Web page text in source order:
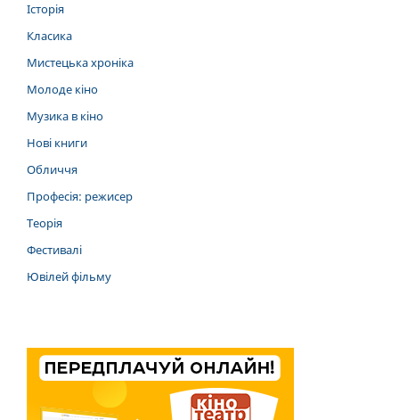
Історія
Класика
Мистецька хроніка
Молоде кіно
Музика в кіно
Нові книги
Обличчя
Професія: режисер
Теорія
Фестивалі
Ювілей фільму